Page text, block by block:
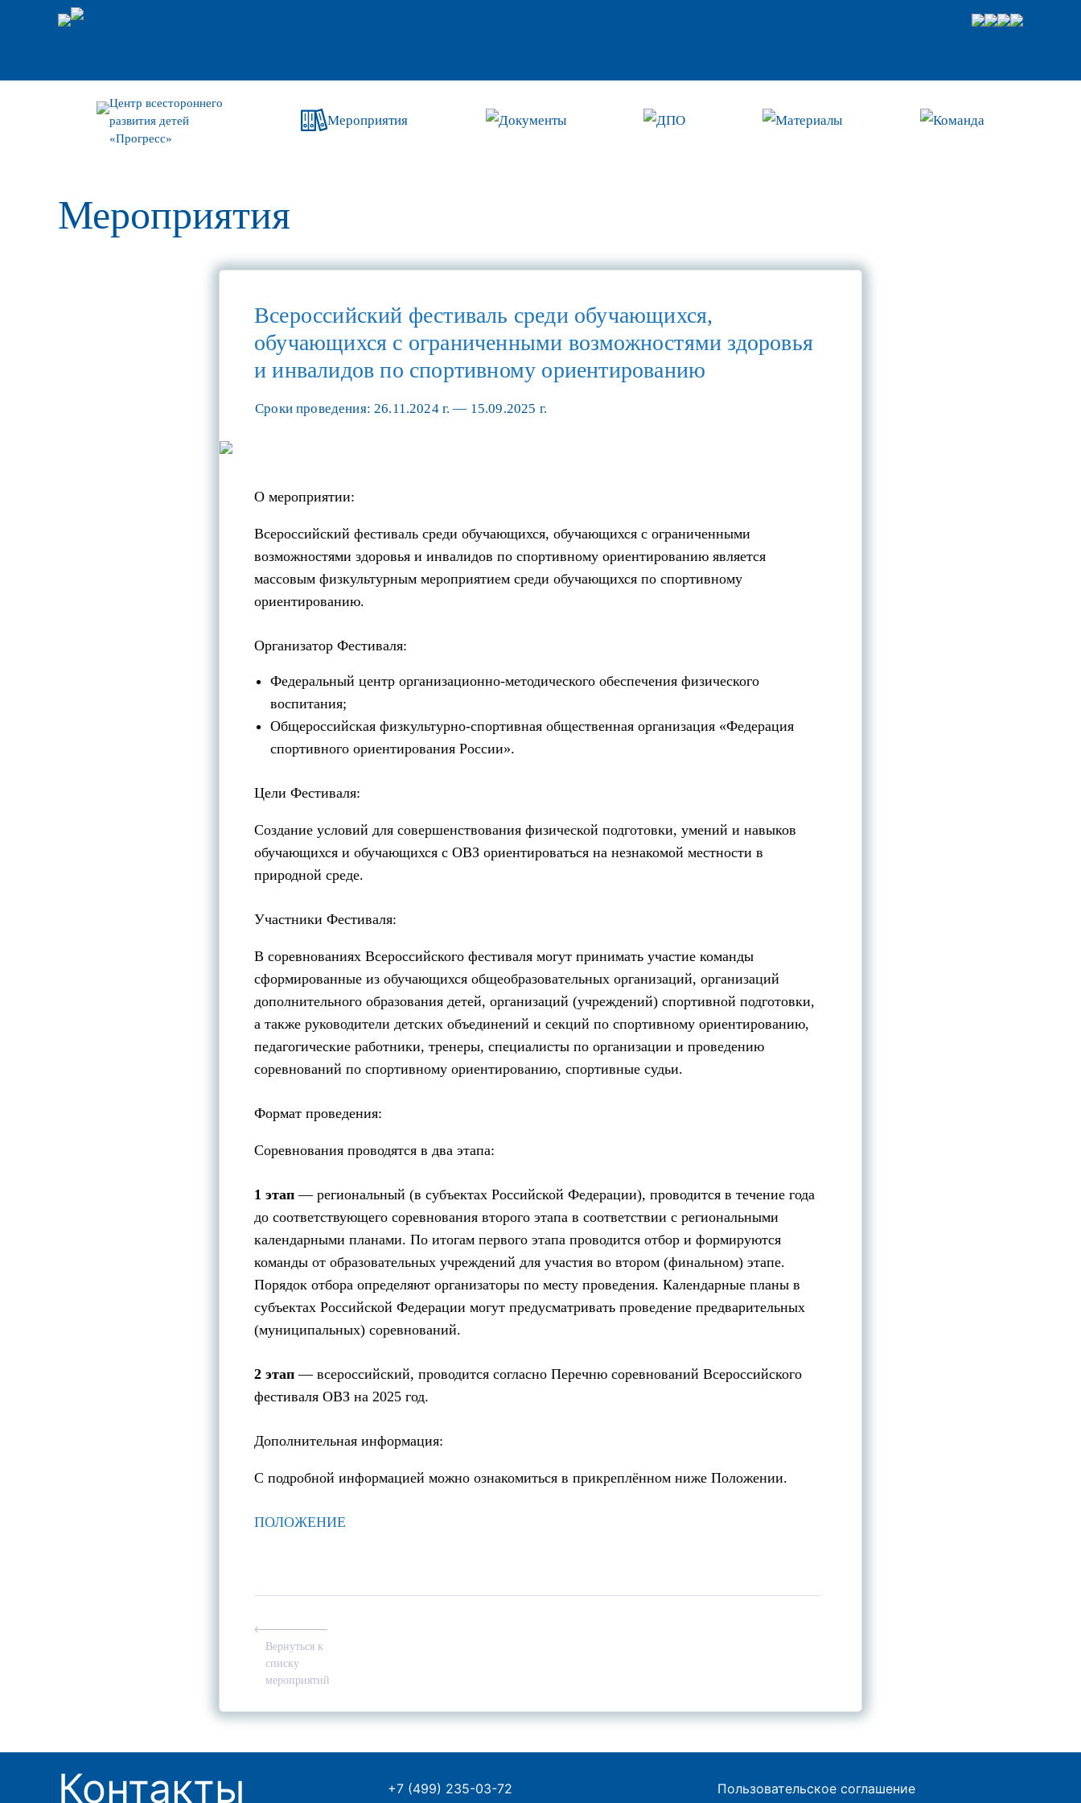
Центр всестороннего
развития детей
«Прогресс»
Мероприятия Документы ДПО Материалы Команда
Мероприятия
Всероссийский фестиваль среди обучающихся,
обучающихся с ограниченными возможностями здоровья
и инвалидов по спортивному ориентированию
Сроки проведения: 26.11.2024 г. — 15.09.2025 г.
О мероприятии:
Всероссийский фестиваль среди обучающихся, обучающихся с ограниченными
возможностями здоровья и инвалидов по спортивному ориентированию является
массовым физкультурным мероприятием среди обучающихся по спортивному
ориентированию.
Организатор Фестиваля:
Федеральный центр организационно-методического обеспечения физического
воспитания;
Общероссийская физкультурно-спортивная общественная организация «Федерация
спортивного ориентирования России».
Цели Фестиваля:
Создание условий для совершенствования физической подготовки, умений и навыков
обучающихся и обучающихся с ОВЗ ориентироваться на незнакомой местности в
природной среде.
Участники Фестиваля:
В соревнованиях Всероссийского фестиваля могут принимать участие команды
сформированные из обучающихся общеобразовательных организаций, организаций
дополнительного образования детей, организаций (учреждений) спортивной подготовки,
а также руководители детских объединений и секций по спортивному ориентированию,
педагогические работники, тренеры, специалисты по организации и проведению
соревнований по спортивному ориентированию, спортивные судьи.
Формат проведения:
Соревнования проводятся в два этапа:
1 этап — региональный (в субъектах Российской Федерации), проводится в течение года
до соответствующего соревнования второго этапа в соответствии с региональными
календарными планами. По итогам первого этапа проводится отбор и формируются
команды от образовательных учреждений для участия во втором (финальном) этапе.
Порядок отбора определяют организаторы по месту проведения. Календарные планы в
субъектах Российской Федерации могут предусматривать проведение предварительных
(муниципальных) соревнований.
2 этап— всероссийский, проводится согласно Перечню соревнований Всероссийского
фестиваля ОВЗ на 2025 год.
Дополнительная информация:
С подробной информацией можно ознакомиться в прикреплённом ниже Положении.
ПОЛОЖЕНИЕ
Вернуться к
списку
мероприятий
Контакты +7 (499) 235-03-72 Пользовательское соглашение